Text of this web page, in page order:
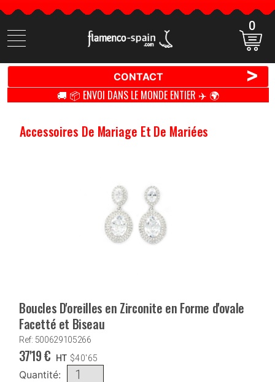
Cherchez
des
0
CONTACT >
🚚 📦 ENVOI DANS LE MONDE ENTIER ✈️ 🌍
Accessoires De Mariage Et De Mariées
Boucles D'oreilles en Zirconite en Forme d'ovale
Facetté et Biseau
Ref: 500629105266
37'19€ HT $40'65
Quantité: